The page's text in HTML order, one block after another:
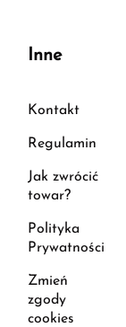
Inne
Kontakt
Regulamin
Jak zwrócić
towar?
Polityka
Prywatności
Zmień
zgody
cookies